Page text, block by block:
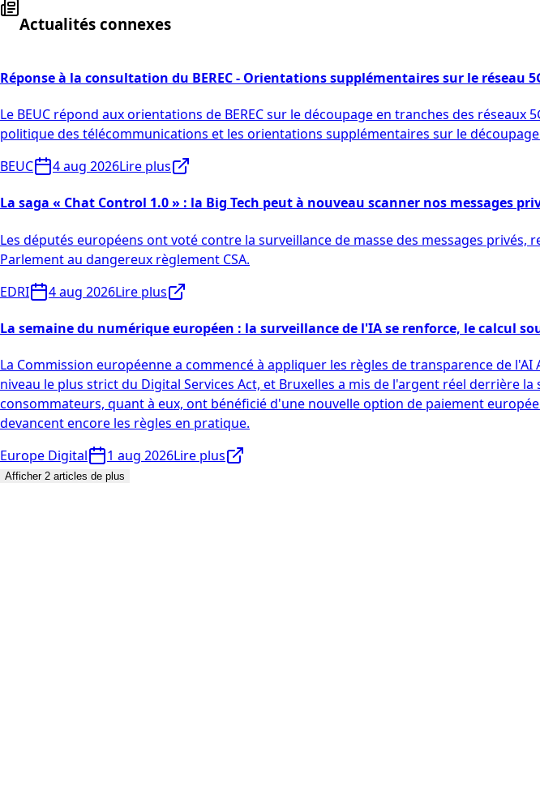
Actualités connexes
Réponse à la consultation du BEREC - Orientations supplémentaires sur le réseau
Le BEUC répond aux orientations de BEREC sur le découpage en tranches des
politique des télécommunications et les orientations supplémentaires sur le
BEUC
4 aug 2026Lire plus
La saga « Chat Control 1.0 » : la Big Tech peut à nouveau scanner nos messages
Les députés européens ont voté contre la surveillance de masse des messages
Parlement au dangereux règlement CSA.
EDRI
4 aug 2026Lire plus
La semaine du numérique européen : la surveillance de l'IA se renforce, le calcul
La Commission européenne a commencé à appliquer les règles de transparence de
niveau le plus strict du Digital Services Act, et Bruxelles a mis de l'argent réel derrière
consommateurs, quant à eux, ont bénéficié d'une nouvelle option de paiement
devancent encore les règles en pratique.
Europe Digital
1 aug 2026Lire plus
Afficher 2 articles de plus